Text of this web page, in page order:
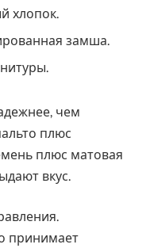
хлопок.
замша.
чем
плюс
плюс матовая
вкус.
принимает